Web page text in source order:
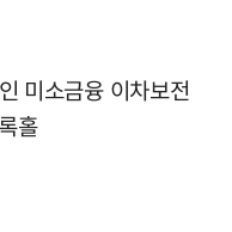
미소금융 이차보전
홀